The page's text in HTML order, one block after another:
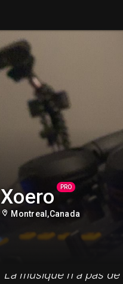
Xoero PRO
Montreal,Canada
""La musique n'a pas